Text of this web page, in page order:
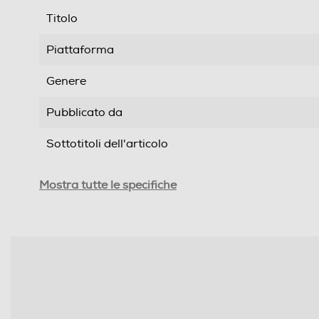
Titolo
Piattaforma
Genere
Pubblicato da
Sottotitoli dell'articolo
Mostra tutte le specifiche